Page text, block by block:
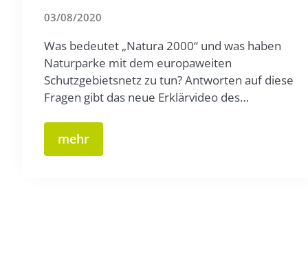
03/08/2020
Was bedeutet „Natura 2000“ und was haben
Naturparke mit dem europaweiten
Schutzgebietsnetz zu tun? Antworten auf diese
Fragen gibt das neue Erklärvideo des…
mehr